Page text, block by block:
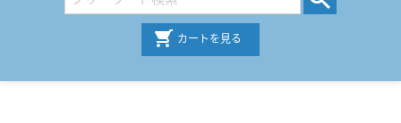
カートを見る